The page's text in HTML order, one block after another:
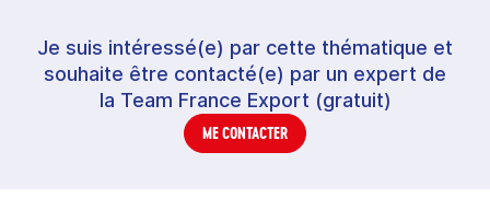
Je suis intéressé(e) par cette thématique et
souhaite être contacté(e) par un expert de
la Team France Export (gratuit)
ME CONTACTER